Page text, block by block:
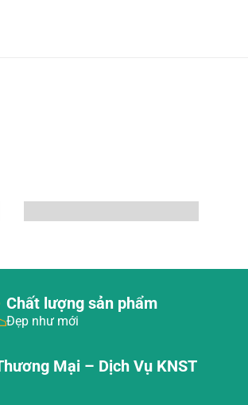
Chất lượng sản phẩm
Đẹp như mới
Mại – Dịch Vụ KNST